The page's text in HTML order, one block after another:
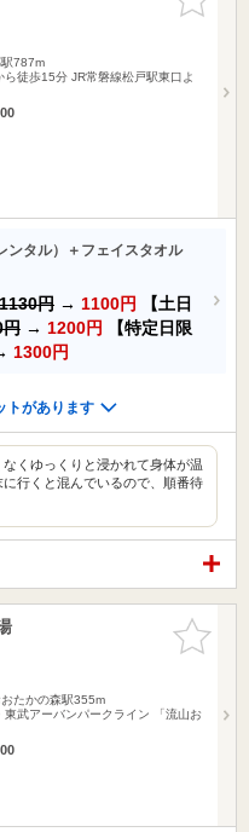
りに追加
駅787m
徒歩15分 JR常磐線松戸駅東口よ
ンタル）＋フェイスタオル
1130円 → 1100円
【土日
円 → 1200円
【特定日限
1300円
トがあります
くゆっくりと浸かれて身体が温
行くと混んでいるので、順番待
お気に入
りに追加
たかの森駅355m
東武アーバンパークライン 「流山お